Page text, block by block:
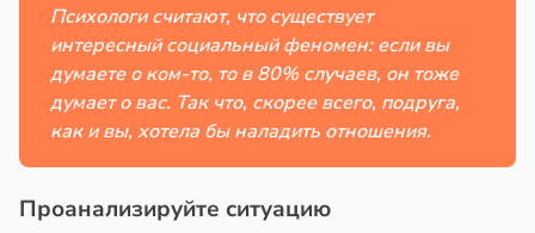
16:23Психологи считают, что существует
интересный социальный феномен: если вы
думаете о ком-то, то в 80% случаев, он тоже
думает о вас. Так что, скорее всего, подруга,
как и вы, хотела бы наладить отношения.
Проанализируйте ситуацию